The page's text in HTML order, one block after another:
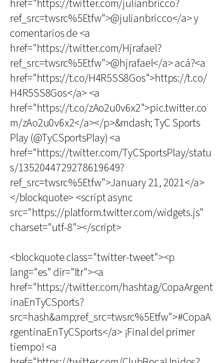
href="https://twitter.com/julianbricco?
ref_src=twsrc%5Etfw">@julianbricco</a> y
comentarios de <a
href="https://twitter.com/Hjrafael?
ref_src=twsrc%5Etfw">@hjrafael</a> acá?<a
href="https://t.co/H4R5SS8Gos">https://t.co/
H4R5SS8Gos</a> <a
href="https://t.co/zAo2u0v6x2">pic.twitter.co
m/zAo2u0v6x2</a></p>&mdash; TyC Sports
Play (@TyCSportsPlay) <a
href="https://twitter.com/TyCSportsPlay/statu
s/1352044729278619649?
ref_src=twsrc%5Etfw">January 21, 2021</a>
</blockquote> <script async
src="https://platform.twitter.com/widgets.js"
charset="utf-8"></script>
<blockquote class="twitter-tweet"><p
lang="es" dir="ltr"><a
href="https://twitter.com/hashtag/CopaArgent
inaEnTyCSports?
src=hash&amp;ref_src=twsrc%5Etfw">#CopaA
rgentinaEnTyCSports</a> ¡Final del primer
tiempo! <a